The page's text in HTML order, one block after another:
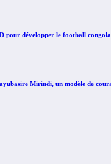
pour développer le football
Mirindi, un modèle de